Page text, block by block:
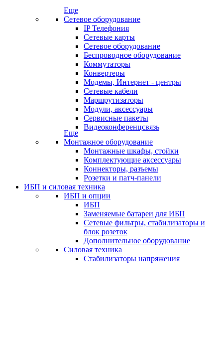
Еще
Сетевое оборудование
IP Телефония
Сетевые карты
Сетевое оборудование
Беспроводное оборудование
Коммутаторы
Конвертеры
Модемы, Интернет - центры
Сетевые кабели
Маршрутизаторы
Модули, аксессуары
Сервисные пакеты
Видеоконференцсвязь
Еще
Монтажное оборудование
Монтажные шкафы, стойки
Комплектующие аксессуары
Коннекторы, разъемы
Розетки и патч-панели
ИБП и силовая техника
ИБП и опции
ИБП
Заменяемые батареи для ИБП
Сетевые фильтры, стабилизаторы и
блок розеток
Дополнительное оборудование
Силовая техника
Стабилизаторы напряжения